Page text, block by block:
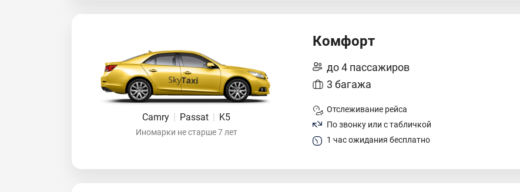
Camry | Passat | K5
Иномарки не старше 7 лет
Комфорт
до 4 пассажиров
3 багажа
Отслеживание рейса
По звонку или с табличкой
1 час ожидания бесплатно